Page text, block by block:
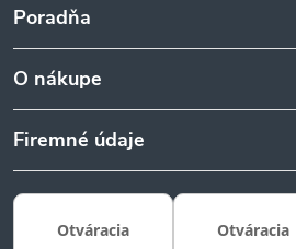
Poradňa
O nákupe
Firemné údaje
Otváracia
Otváracia